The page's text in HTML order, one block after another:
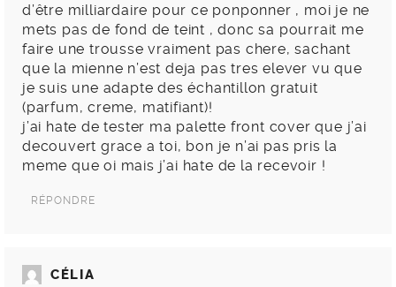
d’être milliardaire pour ce ponponner , moi je ne
mets pas de fond de teint , donc sa pourrait me
faire une trousse vraiment pas chere, sachant
que la mienne n’est deja pas tres elever vu que
je suis une adapte des échantillon gratuit
(parfum, creme, matifiant)!
j’ai hate de tester ma palette front cover que j’ai
decouvert grace a toi, bon je n’ai pas pris la
meme que oi mais j’ai hate de la recevoir !
RÉPONDRE
CÉLIA